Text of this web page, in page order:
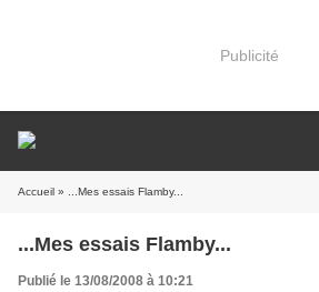
Publicité
Accueil » ...Mes essais Flamby...
...Mes essais Flamby...
Publié le 13/08/2008 à 10:21